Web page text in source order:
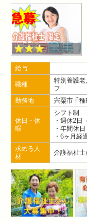
給与
職種
特別養護
フ
勤務地
宍粟市千種
休日・休
暇
シフト制
・週休2日
・年間休
・6ヶ月経
求める人
材
介護福祉